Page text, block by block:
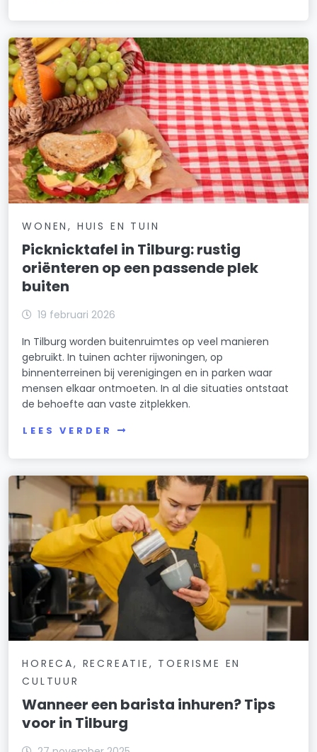
WONEN, HUIS EN TUIN
Picknicktafel in Tilburg: rustig
oriënteren op een passende plek
buiten
19 februari 2026
In Tilburg worden buitenruimtes op veel manieren
gebruikt. In tuinen achter rijwoningen, op
binnenterreinen bij verenigingen en in parken waar
mensen elkaar ontmoeten. In al die situaties ontstaat
de behoefte aan vaste zitplekken.
LEES VERDER
HORECA, RECREATIE, TOERISME EN
CULTUUR
Wanneer een barista inhuren? Tips
voor in Tilburg